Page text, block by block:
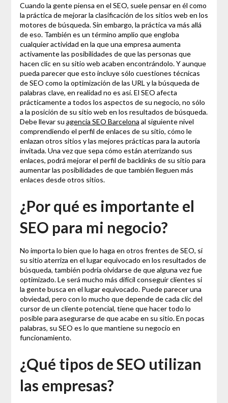
Cuando la gente piensa en el SEO, suele pensar en él como
la práctica de mejorar la clasificación de los sitios web en los
motores de búsqueda. Sin embargo, la práctica va más allá
de eso. También es un término amplio que engloba
cualquier actividad en la que una empresa aumenta
activamente las posibilidades de que las personas que
hacen clic en su sitio web acaben encontrándolo. Y aunque
pueda parecer que esto incluye sólo cuestiones técnicas
de SEO como la optimización de las URL y la búsqueda de
palabras clave, en realidad no es así. El SEO afecta
prácticamente a todos los aspectos de su negocio, no sólo
a la posición de su sitio web en los resultados de búsqueda.
Debe llevar su agencia SEO Barcelona al siguiente nivel
comprendiendo el perfil de enlaces de su sitio, cómo le
enlazan otros sitios y las mejores prácticas para la autoría
invitada. Una vez que sepa cómo están aterrizando sus
enlaces, podrá mejorar el perfil de backlinks de su sitio para
aumentar las posibilidades de que también lleguen más
enlaces desde otros sitios.
¿Por qué es importante el
SEO para mi negocio?
No importa lo bien que lo haga en otros frentes de SEO, si
su sitio aterriza en el lugar equivocado en los resultados de
búsqueda, también podría olvidarse de que alguna vez fue
optimizado. Le será mucho más difícil conseguir clientes si
la gente busca en el lugar equivocado. Puede parecer una
obviedad, pero con lo mucho que depende de cada clic del
cursor de un cliente potencial, tiene que hacer todo lo
posible para asegurarse de que acabe en su sitio. En pocas
palabras, su SEO es lo que mantiene su negocio en
funcionamiento.
¿Qué tipos de SEO utilizan
las empresas?